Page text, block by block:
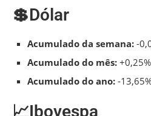
💲Dólar
Acumulado da semana: -
Acumulado do mês:
Acumulado do ano: -
📈Ibovespa